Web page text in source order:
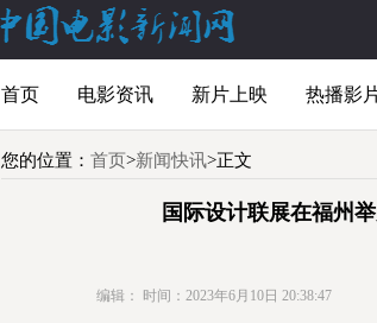
首页 电影资讯 新片上映 热播影
您的位置： 首页>新闻快讯>正文
国际设计联展在福州
编辑： 时间：2023年6月10日 20:38:47